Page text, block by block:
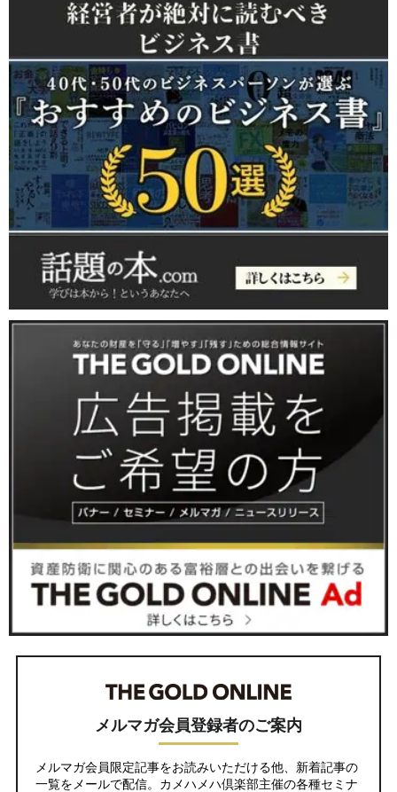
メルマガ会員登録者のご案内
メルマガ会員限定記事をお読みいただける他、新着記事の
一覧をメールで配信。カメハメハ倶楽部主催の各種セミナ